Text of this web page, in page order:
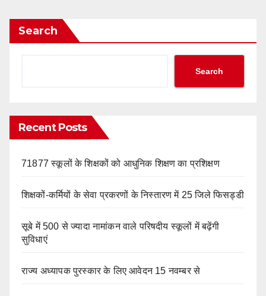
Search
Search
Recent Posts
71877 स्कूलों के शिक्षकों को आधुनिक शिक्षण का प्रशिक्षण
शिक्षकों-कर्मियों के सेवा प्रकरणों के निस्तारण में 25 जिले फिसड्डी
सूबे में 500 से ज्यादा नामांकन वाले परिषदीय स्कूलों में बढ़ेंगी
सुविधाएं
राज्य अध्यापक पुरस्कार के लिए आवेदन 15 नवम्बर से